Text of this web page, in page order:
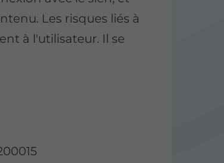
Les risques liés à
à l'utilisateur. Il se